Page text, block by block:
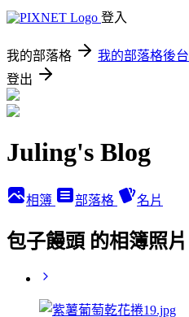
登入
我的部落格 我的部落格後台
登出
Juling's Blog
相簿 部落格 名片
包子饅頭 的相簿照片